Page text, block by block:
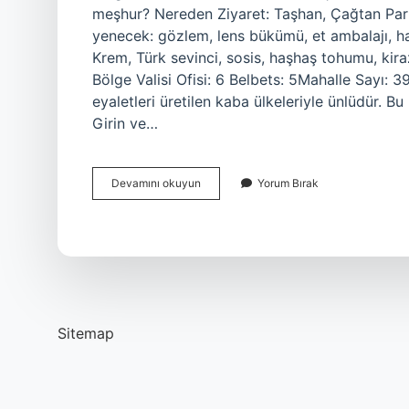
meşhur? Nereden Ziyaret: Taşhan, Çağtan
yenecek: gözlem, lens bükümü, et ambalajı,
Krem, Türk sevinci, sosis, haşhaş tohumu,
Bölge Valisi Ofisi: 6 Belbets: 5Mahalle Sayı:
eyaletleri üretilen kaba ülkeleriyle ünlüdür.
Girin ve…
Devamını okuyun
Kaç
Yorum Bırak
Sitemap